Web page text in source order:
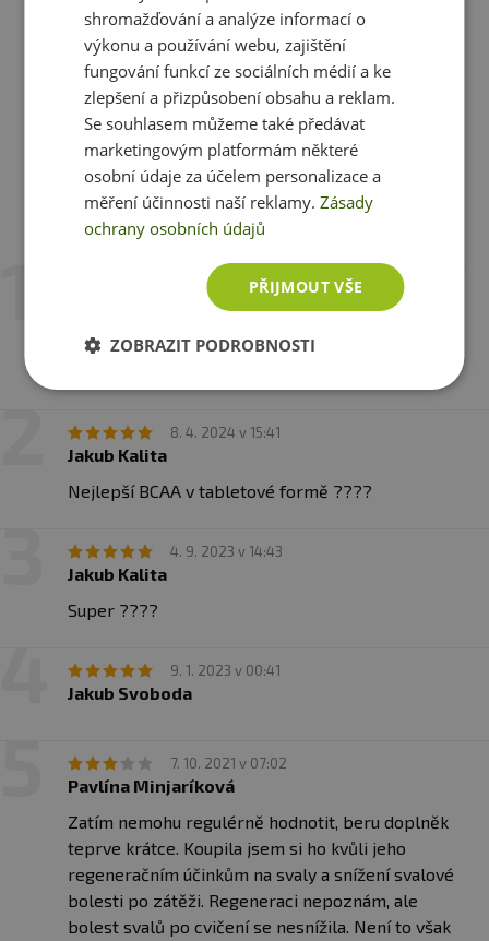
749 Kč
sklademihned k expedici
Zobrazit všechny produkty v akci
Recenze Hodnotilo již 9 zákazníků
19. 4. 2024 v 14:24
Fitness 007 zasila spam
Fitness007 posila spam a taky v pripade, ze
8. 4. 2024 v 15:41
Jakub Kalita
Nejlepší BCAA v tabletové formě ????
4. 9. 2023 v 14:43
Jakub Kalita
Super ????
9. 1. 2023 v 00:41
Jakub Svoboda
7. 10. 2021 v 07:02
Pavlína Minjaríková
Zatím nemohu regulérně hodnotit, beru doplněk
teprve krátce. Koupila jsem si ho kvůli jeho
regeneračním účinkům na svaly a snížení svalové
bolesti po zátěži. Regeneraci nepoznám, ale
bolest svalů po cvičení se nesnížila. Není to však
shromažďování a analýze informací o
výkonu a používání webu, zajištění
fungování funkcí ze sociálních médií a ke
zlepšení a přizpůsobení obsahu a reklam.
Se souhlasem můžeme také předávat
marketingovým platformám některé
osobní údaje za účelem personalizace a
měření účinnosti naší reklamy.Zásady
ochrany osobních údajů
PŘIJMOUT VŠE
ZOBRAZIT PODROBNOSTI